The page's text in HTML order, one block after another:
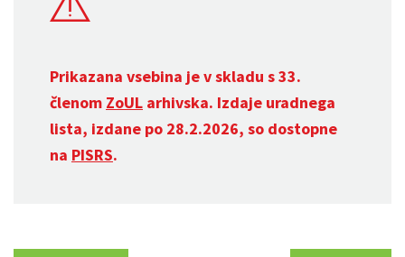
Prikazana vsebina je v skladu s 33.
členom ZoUL arhivska. Izdaje uradnega
lista, izdane po 28.2.2026, so dostopne
na PISRS.